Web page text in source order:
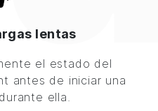
lentas
el estado del
antes de iniciar una
ella.